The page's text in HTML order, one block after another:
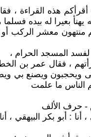
هذه القراءة ،
بعيرا له بيده
منتهون معشر
لفسد المسجد الحرام ،
، فقال عمر بن
ويحجبون ويصنع بي
الناس ما علمت
، أنا : أبو بكر